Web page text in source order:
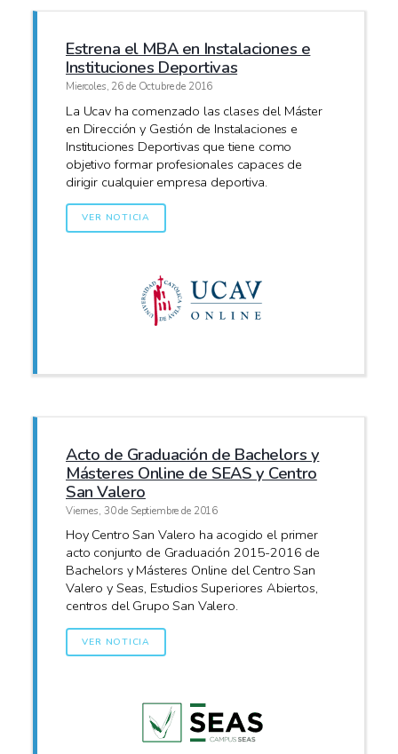
Estrena el MBA en Instalaciones e
Instituciones Deportivas
Miercoles, 26 de Octubre de 2016
La Ucav ha comenzado las clases del Máster
en Dirección y Gestión de Instalaciones e
Instituciones Deportivas que tiene como
objetivo formar profesionales capaces de
dirigir cualquier empresa deportiva.
VER NOTICIA
Acto de Graduación de Bachelors y
Másteres Online de SEAS y Centro
San Valero
Viernes, 30 de Septiembre de 2016
Hoy Centro San Valero ha acogido el primer
acto conjunto de Graduación 2015-2016 de
Bachelors y Másteres Online del Centro San
Valero y Seas, Estudios Superiores Abiertos,
centros del Grupo San Valero.
VER NOTICIA